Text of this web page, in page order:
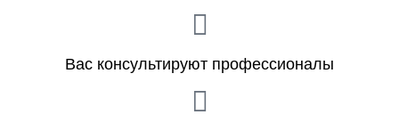
Вас консультируют профессионалы